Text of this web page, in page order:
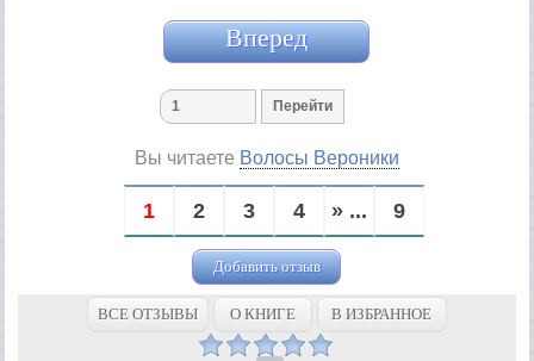
Вперед
Вы читаете Волосы Вероники
1 2 3 4 » ... 9
Добавить отзыв
ВСЕ ОТЗЫВЫ О КНИГЕ В ИЗБРАННОЕ